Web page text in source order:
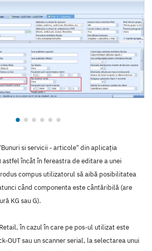
si servicii - articole" din aplicația
astfel încât în fereastra de editare a unei
compus utilizatorul să aibă posibilitatea
când componenta este cântăribilă (are
KG sau G).
în cazul în care pe pos-ul utilizat este
OUT sau un scanner serial, la selectarea unui